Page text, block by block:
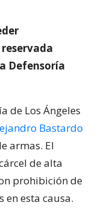
Defensoría
de Los Ángeles
Bastardo
armas. El
de alta
prohibición de
esta causa.